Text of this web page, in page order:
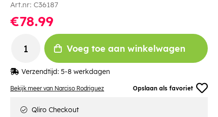
Bekijk meer van Narciso Rodriguez Opslaan als favoriet
Art.nr: C36187
€78.99
Voeg toe aan winkelwagen
Verzendtijd: 5-8 werkdagen
Qliro Checkout